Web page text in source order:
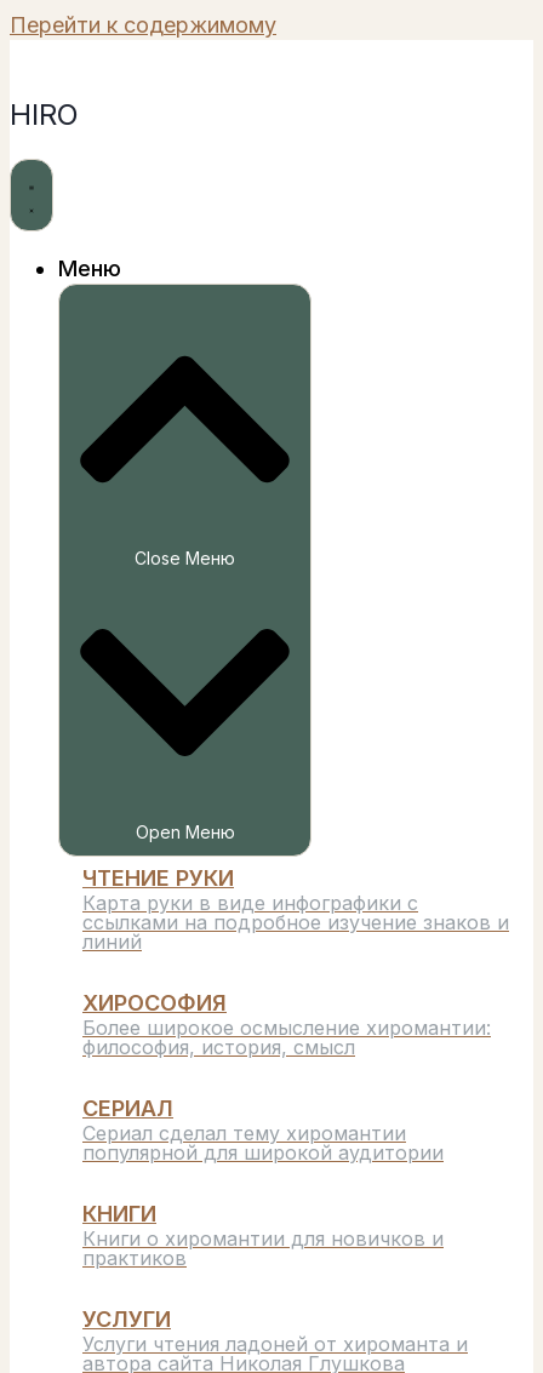
Перейти к содержимому
HIRO
Меню
Close Меню
Open Меню
ЧТЕНИЕ РУКИ
Карта руки в виде инфографики с
ссылками на подробное изучение знаков и
линий
ХИРОСОФИЯ
Более широкое осмысление хиромантии:
философия, история, смысл
СЕРИАЛ
Сериал сделал тему хиромантии
популярной для широкой аудитории
КНИГИ
Книги о хиромантии для новичков и
практиков
УСЛУГИ
Услуги чтения ладоней от хироманта и
автора сайта Николая Глушкова